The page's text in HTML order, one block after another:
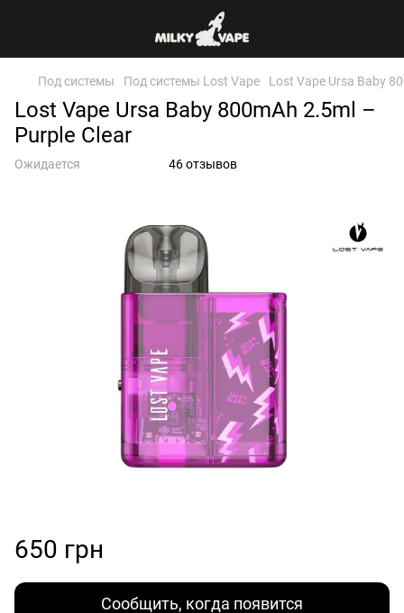
Под системы Под системы Lost Vape Lost Vape Ursa Baby
Lost Vape Ursa Baby 800mAh 2.5ml –
Purple Clear
Ожидается 46 отзывов
650 грн
Сообщить, когда появится